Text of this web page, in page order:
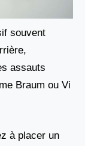
souvent
assauts
Braum ou Vi
à placer un